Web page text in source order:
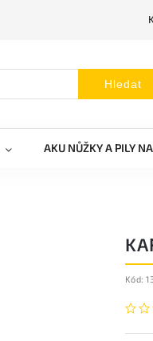
Hledat
AKU NŮŽKY A PILY
Kód: